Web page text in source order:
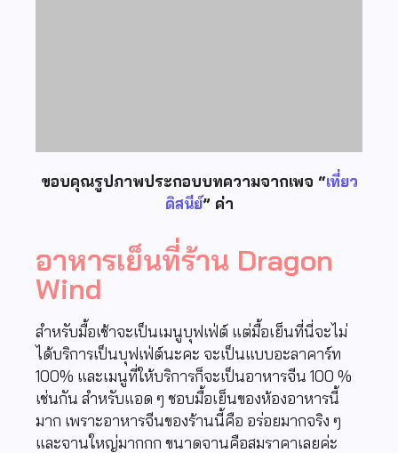
ขอบคุณรูปภาพประกอบบทความจากเพจ “เที่ยว
ดิสนีย์” ค่า
อาหารเย็นที่ร้าน Dragon
Wind
สำหรับมื้อเช้าจะเป็นเมนูบุฟเฟ่ต์ แต่มื้อเย็นที่นี่จะไม่
ได้บริการเป็นบุฟเฟ่ต์นะคะ จะเป็นแบบอะลาคาร์ท
100% และเมนูที่ให้บริการก็จะเป็นอาหารจีน 100 %
เช่นกัน สำหรับแอด ๆ ชอบมื้อเย็นของห้องอาหารนี้
มาก เพราะอาหารจีนของร้านนี้คือ อร่อยมากจริง ๆ
และจานใหญ่มากกก ขนาดจานคือสมราคาเลยค่ะ